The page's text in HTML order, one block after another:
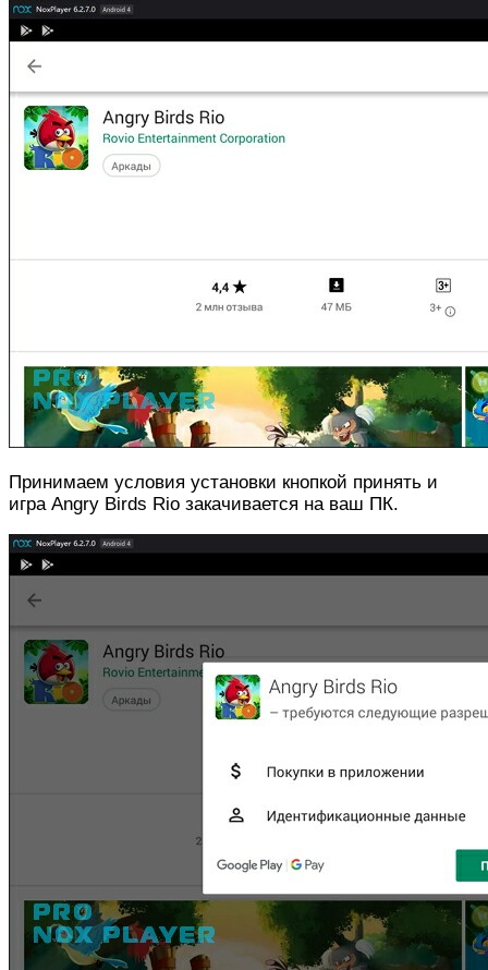
Принимаем условия установки кнопкой принять и
игра Angry Birds Rio закачивается на ваш ПК.